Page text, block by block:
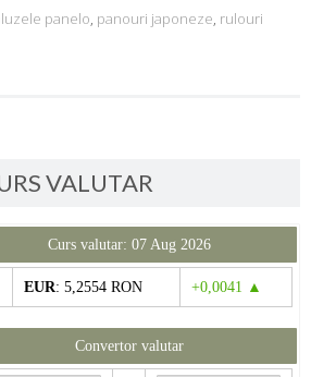
panelo, panouri japoneze, rulouri
VALUTAR
Curs valutar: 07 Aug 2026
EUR: 5,2554 RON +0,0041 ▲
Convertor valutar